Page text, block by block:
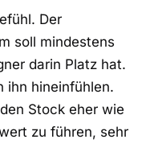
Der
soll mindestens
darin Platz hat.
ihn hineinfühlen.
Stock eher wie
zu führen, sehr